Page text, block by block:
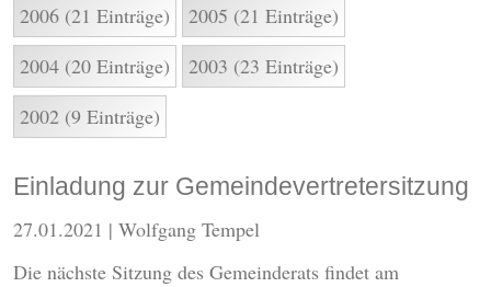
2006 (21 Einträge)
2005 (21 Einträge)
2004 (20 Einträge)
2003 (23 Einträge)
2002 (9 Einträge)
Einladung zur Gemeindevertretersitzung
27.01.2021 | Wolfgang Tempel
Die nächste Sitzung des Gemeinderats findet am